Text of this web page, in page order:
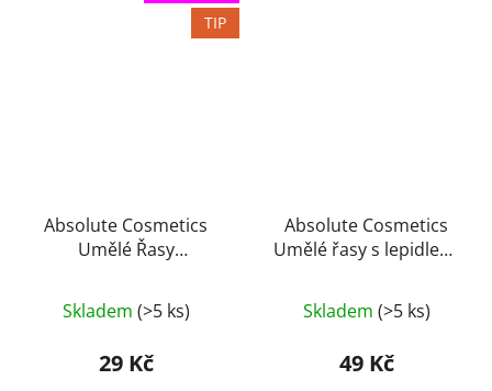
TIP
Absolute Cosmetics
Umělé Řasy
Skladem (>5 ks)
29 Kč
Absolute Cosmetics
Umělé řasy s lepidlem,
Skladem (>5 ks)
49 Kč